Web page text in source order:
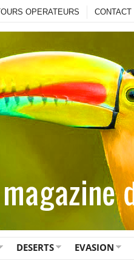
OPERATEURS CONTACT
DESERTS EVASION